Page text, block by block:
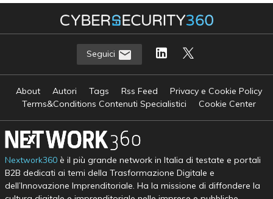
Seguici
About Autori Tags Rss Feed
Privacy e Cookie Policy
Terms&Conditions Contenuti Specialistici
Cookie Center
Nextwork360è il più grande network in Italia di testate e portali
B2B dedicati ai temi della Trasformazione Digitale e
dell’Innovazione Imprenditoriale. Ha la missione di diffondere la